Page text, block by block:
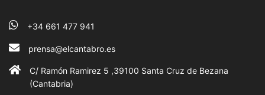
+34 661 477 941
prensa@elcantabro.es
C/ Ramón Ramirez 5 ,39100 Santa Cruz de Bezana
(Cantabria)